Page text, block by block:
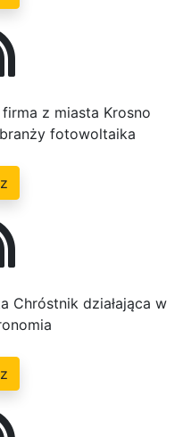
z miasta Krosno
fotowoltaika
Chróstnik działająca w